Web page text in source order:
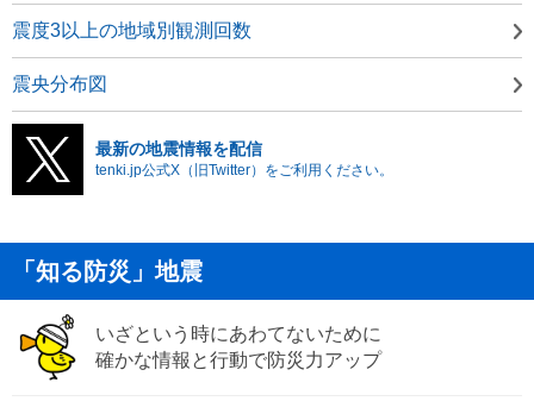
震度3以上の地域別観測回数
震央分布図
最新の地震情報を配信
tenki.jp公式X（旧Twitter）をご利用ください。
「知る防災」地震
いざという時にあわてないために
確かな情報と行動で防災力アップ